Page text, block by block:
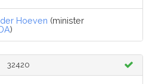
Hoeven (minister
)
32420